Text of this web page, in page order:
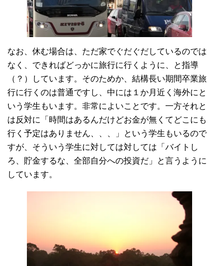
なお、休む場合は、ただ家でぐだぐだしているのでは
なく、できればどっかに旅行に行くように、と指導
（？）しています。そのためか、結構長い期間卒業旅
行に行くのは普通ですし、中には１か月近く海外にと
いう学生もいます。非常によいことです。一方それと
は反対に「時間はあるんだけどお金が無くてどこにも
行く予定はありません、、、」という学生もいるので
すが、そういう学生に対しては対しては「バイトし
ろ、貯金するな、全部自分への投資だ」と言うように
しています。